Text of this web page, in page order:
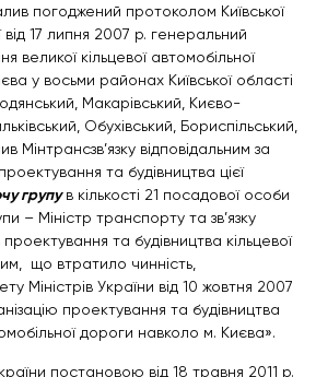
погоджений протоколом Київської
від 17 липня 2007 р. генеральний
великої кільцевої автомобільної
у восьми районах Київської області
Макарівський, Києво-
Обухівський, Бориспільський,
Мінтрансзв’язку відповідальним за
та будівництва цієї
групув кількості 21 посадової особи
– Міністр транспорту та зв’язку
та будівництва кільцевої
що втратило чинність,
Міністрів України від 10 жовтня 2007
проектування та будівництва
дороги навколо м. Києва».
постановою від 18 травня 2011 р.